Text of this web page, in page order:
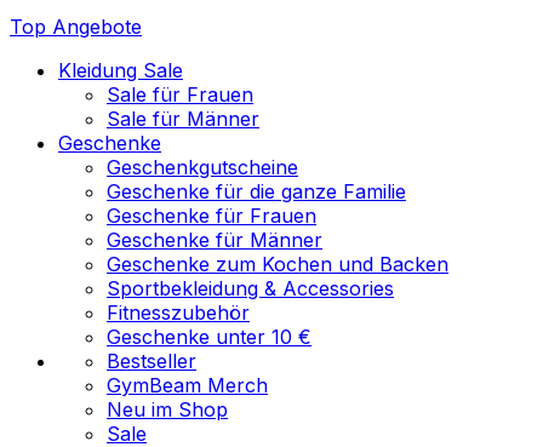
Top Angebote
Kleidung Sale
Sale für Frauen
Sale für Männer
Geschenke
Geschenkgutscheine
Geschenke für die ganze Familie
Geschenke für Frauen
Geschenke für Männer
Geschenke zum Kochen und Backen
Sportbekleidung & Accessories
Fitnesszubehör
Geschenke unter 10 €
Bestseller
GymBeam Merch
Neu im Shop
Sale